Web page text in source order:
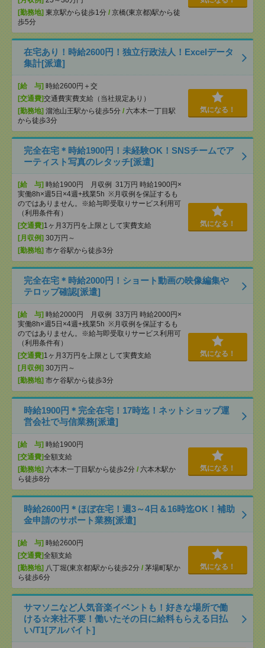
[勤務地] 東京駅から徒歩1分 / 京橋(東京都)駅から徒
歩5分
在宅あり！時給2600円！独立行政法人！Excelデータ
集計[派遣]
[給 与] 時給2600円＋交
[交通費]交通費実費支給（当社規定あり）
[勤務地] 溜池山王駅から徒歩5分 / 六本木一丁目駅
から徒歩3分
気になる！
完全在宅＊時給1900円！未経験OK！SNSチームでア
ーティスト写真のレタッチ[派遣]
[給 与] 時給1900円 月収例 31万円 時給1900円×
実働8h×週5日×4週+残業5h ※月収例を保証するも
のではありません。※給与即受取りサービス利用可
（利用条件有）
[交通費] 1ヶ月3万円を上限として実費支給
[月収例] 30万円～
[勤務地] 市ケ谷駅から徒歩3分
気になる！
完全在宅＊時給2000円！ショート動画の映像編集や
テロップ確認[派遣]
[給 与] 時給2000円 月収例 33万円 時給2000円×
実働8h×週5日×4週+残業5h ※月収例を保証するも
のではありません。※給与即受取りサービス利用可
（利用条件有）
[交通費] 1ヶ月3万円を上限として実費支給
[月収例] 30万円～
[勤務地] 市ケ谷駅から徒歩3分
気になる！
時給1900円＊完全在宅！17時迄！ネットショップ運
営会社で与信業務[派遣]
[給 与] 時給1900円
[交通費]全額支給
[勤務地] 六本木一丁目駅から徒歩2分 / 六本木駅か
ら徒歩8分
気になる！
時給2600円＊ほぼ在宅！週3～4日＆16時迄OK！補助
金申請のサポート業務[派遣]
[給 与] 時給2600円
[交通費]全額支給
[勤務地] 八丁堀(東京都)駅から徒歩2分 / 茅場町駅か
ら徒歩6分
気になる！
サマソニなど人気音楽イベントも！好きな場所で働
ける☆来社不要！働いたその日に給料もらえる日払
い/T1[アルバイト]